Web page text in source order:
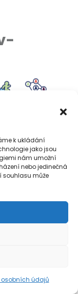
k ukládání
jako jsou
nám umožní
nebo jedinečná
souhlasu může
osobních údajů
Service
s.r.o.